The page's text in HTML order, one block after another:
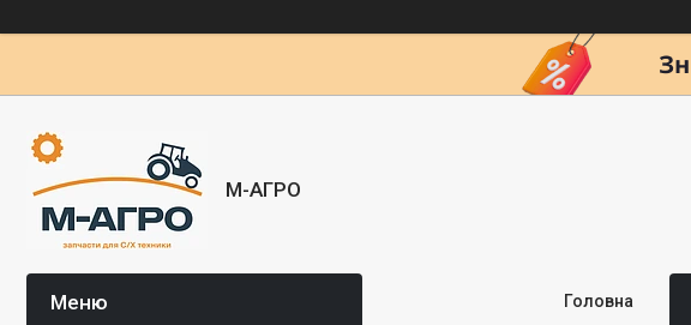
М-АГРО
Головна